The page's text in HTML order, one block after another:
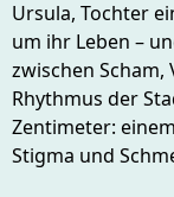
Ursula, Tochter
um ihr Leben –
zwischen
Rhythmus der
Zentimeter:
Stigma und